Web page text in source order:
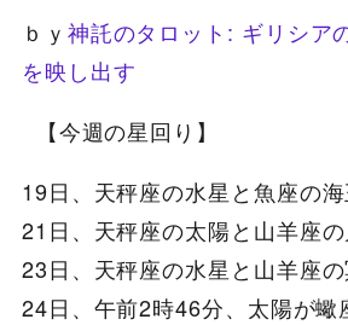
ｂｙ 神託のタロット: ギリシア
を映し出す
【今週の星回り】
19日、天秤座の水星と魚座の海
21日、天秤座の太陽と山羊座の
23日、天秤座の水星と山羊座の
24日、午前2時46分、太陽が蠍